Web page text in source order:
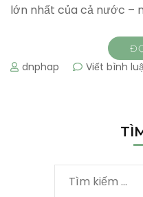
lớn nhất của cả nước –
dnphap Viết bình
Tìm